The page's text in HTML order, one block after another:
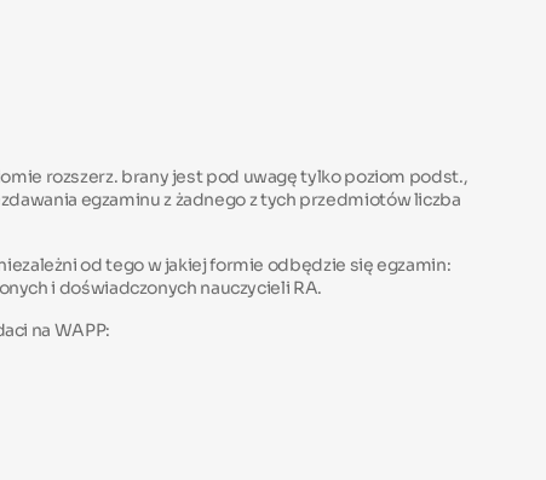
rozszerz. brany jest pod uwagę tylko poziom podst.,
egzaminu z żadnego z tych przedmiotów liczba
od tego w jakiej formie odbędzie się egzamin:
i doświadczonych nauczycieli RA.
na WAPP: